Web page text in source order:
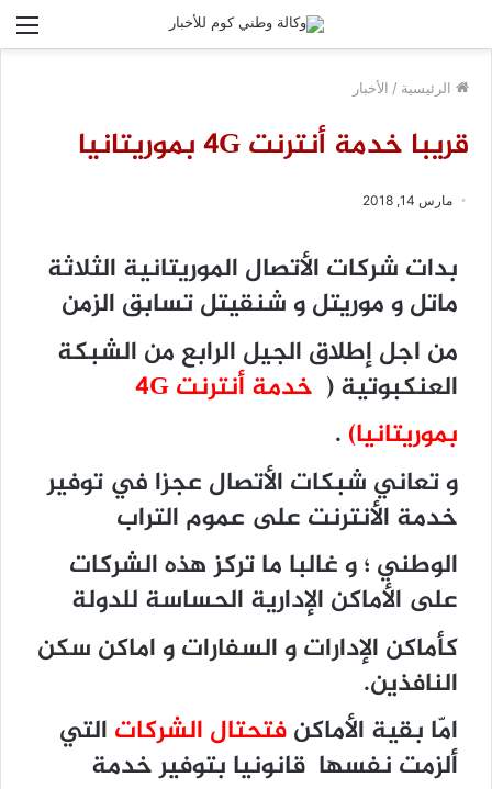
الرئيسية / الأخبار
قريبا خدمة أنترنت 4G بموريتانيا
مارس 14, 2018
بدات شركات الأتصال الموريتانية الثلاثة
ماتل و موريتل و شنقيتل تسابق الزمن
من اجل إطلاق الجيل الرابع من الشبكة
العنكبوتية ( خدمة أنترنت 4G
بموريتانيا) .
و تعاني شبكات الأتصال عجزا في توفير
خدمة الأنترنت على عموم التراب
الوطني ؛ و غالبا ما تركز هذه الشركات
على الأماكن الإدارية الحساسة للدولة
كأماكن الإدارات و السفارات و اماكن سكن
النافذين.
امّا بقية الأماكنفتحتال الشركات التي
ألزمت نفسها قانونيا بتوفير خدمة